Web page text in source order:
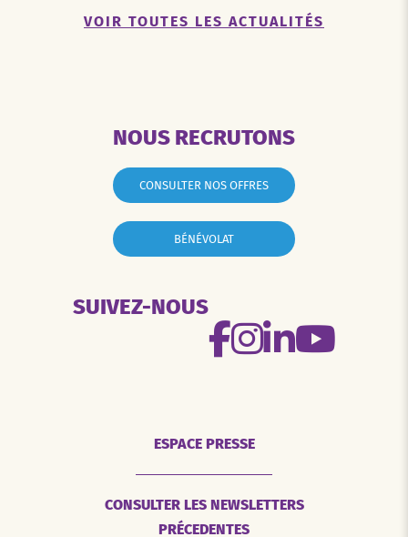
VOIR TOUTES LES ACTUALITÉS
NOUS RECRUTONS
CONSULTER NOS OFFRES
BÉNÉVOLAT
SUIVEZ-NOUS
ESPACE PRESSE
CONSULTER LES NEWSLETTERS
PRÉCEDENTES